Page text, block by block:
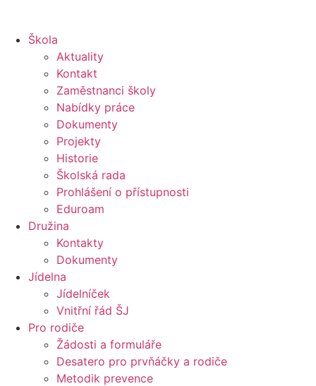
Škola
Aktuality
Kontakt
Zaměstnanci školy
Nabídky práce
Dokumenty
Projekty
Historie
Školská rada
Prohlášení o přístupnosti
Eduroam
Družina
Kontakty
Dokumenty
Jídelna
Jídelníček
Vnitřní řád ŠJ
Pro rodiče
Žádosti a formuláře
Desatero pro prvňáčky a rodiče
Metodik prevence